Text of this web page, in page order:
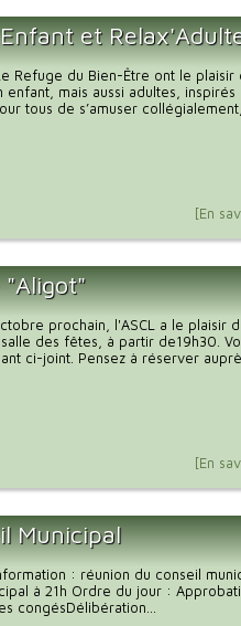
et
Le Refuge du Bien-Être ont le
enfant, mais aussi adultes,
tous de s’amuser
[En
"Aligot"
prochain, l'ASCL a le plaisir
des fêtes, à partir de19h30.
ci-joint. Pensez à réserver
[En
Municipal
: réunion du conseil
à 21h Ordre du jour :
congésDélibération...